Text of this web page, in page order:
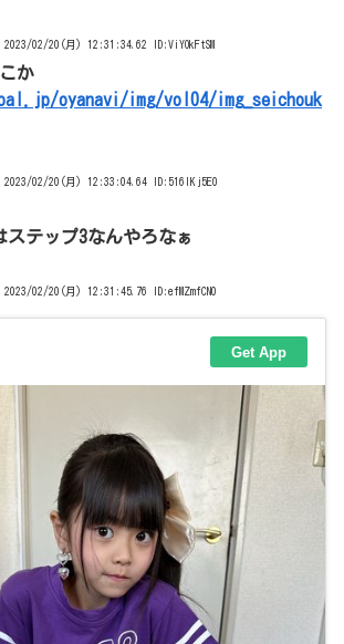
2023/02/20(月) 12:31:34.62 ID:ViYOkFtSM
か
oyanavi/img/vol04/img_seichouk
2023/02/20(月) 12:33:04.64 ID:516lKj5E0
ステップ3なんやろなぁ
2023/02/20(月) 12:31:45.76 ID:efMZmfCN0